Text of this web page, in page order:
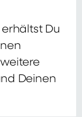
Du
Deinen